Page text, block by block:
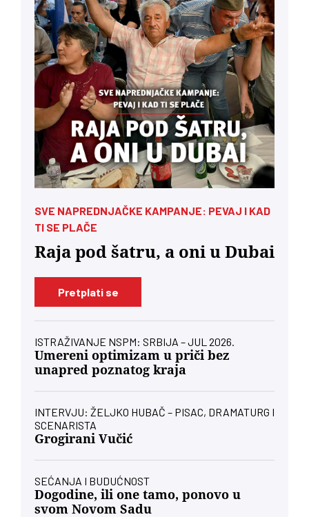
SVE NAPREDNJAČKE KAMPANJE: PEVAJ I KAD
TI SE PLAČE
Raja pod šatru, a oni u Dubai
Pretplati se
ISTRAŽIVANJE NSPM: SRBIJA – JUL 2026.
Umereni optimizam u priči bez
unapred poznatog kraja
INTERVJU: ŽELJKO HUBAČ – PISAC, DRAMATURG I
SCENARISTA
Grogirani Vučić
SEĆANJA I BUDUĆNOST
Dogodine, ili one tamo, ponovo u
svom Novom Sadu